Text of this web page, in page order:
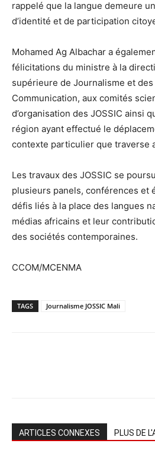
rappelé que la langue demeure
d’identité et de participation
Mohamed Ag Albachar a
félicitations du ministre à la
supérieure de Journalisme et
Communication, aux comités
d’organisation des JOSSIC ainsi
région ayant effectué le
contexte particulier que traverse
Les travaux des JOSSIC se
plusieurs panels, conférences et
défis liés à la place des langues
médias africains et leur
des sociétés contemporaines.
CCOM/MCENMA
TAGS Journalisme JOSSIC Mali
ARTICLES CONNEXES PLUS DE